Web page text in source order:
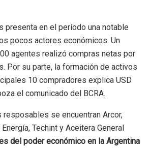
presenta en el período una notable
pocos actores económicos. Un
agentes realizó compras netas por
Por su parte, la formación de activos
10 compradores explica USD
el comunicado del BCRA.
resposables se encuentran Arcor,
Techint y Aceitera General
del poder económico en la Argentina